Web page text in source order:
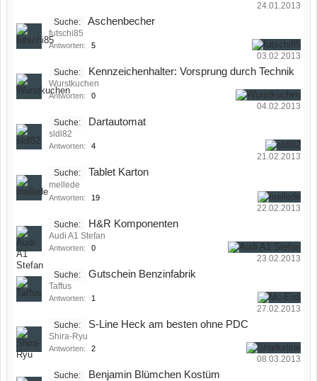
24.01.2013
Suche: Aschenbecher
futschi85
Antworten: 5
03.02.2013
Suche: Kennzeichenhalter: Vorsprung durch Technik
Wurstkuchen
Antworten: 0
04.02.2013
Suche: Dartautomat
sldl82
Antworten: 4
21.02.2013
Suche: Tablet Karton
mellede
Antworten: 19
22.02.2013
Suche: H&R Komponenten
Audi A1 Stefan
Antworten: 0
23.02.2013
Suche: Gutschein Benzinfabrik
Taffus
Antworten: 1
27.02.2013
Suche: S-Line Heck am besten ohne PDC
Shira-Ryu
Antworten: 2
08.03.2013
Suche: Benjamin Blümchen Kostüm